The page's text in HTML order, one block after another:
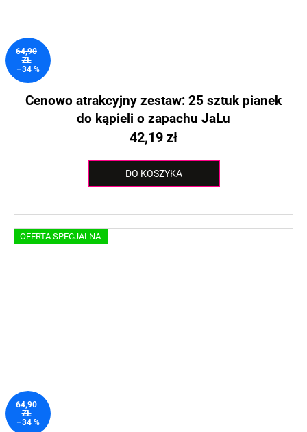
64,90
ZŁ
–34 %
Cenowo atrakcyjny zestaw: 25 sztuk pianek
do kąpieli o zapachu JaLu
42,19 zł
DO KOSZYKA
OFERTA SPECJALNA
64,90
ZŁ
–34 %